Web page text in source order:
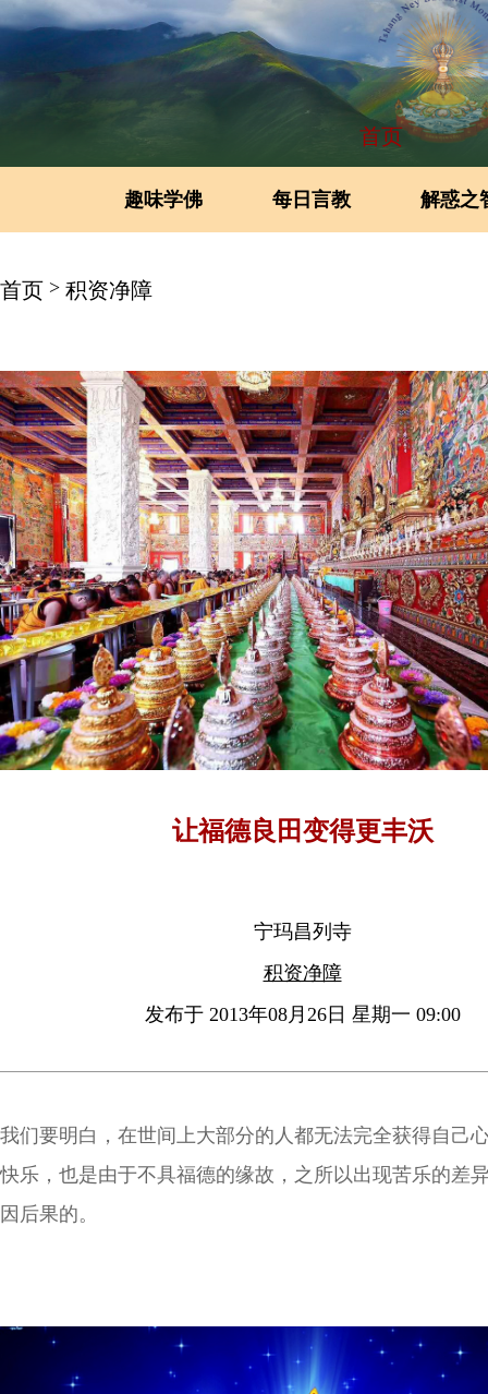
首页
趣味学佛 每日言教 解惑之
首页 > 积资净障
让福德良田变得更丰沃
宁玛昌列寺
积资净障
发布于 2013年08月26日 星期一 09:00
我们要明白，在世间上大部分的人都无法完全获得自己
快乐，也是由于不具福德的缘故，之所以出现苦乐的差
因后果的。